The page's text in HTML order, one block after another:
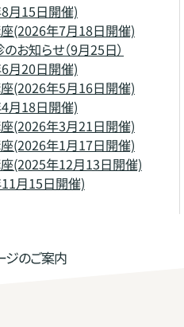
8月15日開催)
座(2026年7月18日開催)
お知らせ（9月25日）
6月20日開催)
座(2026年5月16日開催)
4月18日開催)
座(2026年3月21日開催)
座(2026年1月17日開催)
座(2025年12月13日開催)
11月15日開催)
ジのご案内